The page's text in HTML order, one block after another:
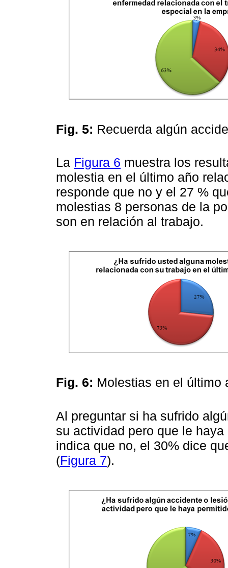
Fig. 5: Recuerda algún
La Figura 6 muestra los
molestia en el último año
responde que no y el 27 %
molestias 8 personas de la
son en relación al trabajo.
Fig. 6: Molestias en el
Al preguntar si ha sufrido
su actividad pero que le
indica que no, el 30% dice
(Figura 7).